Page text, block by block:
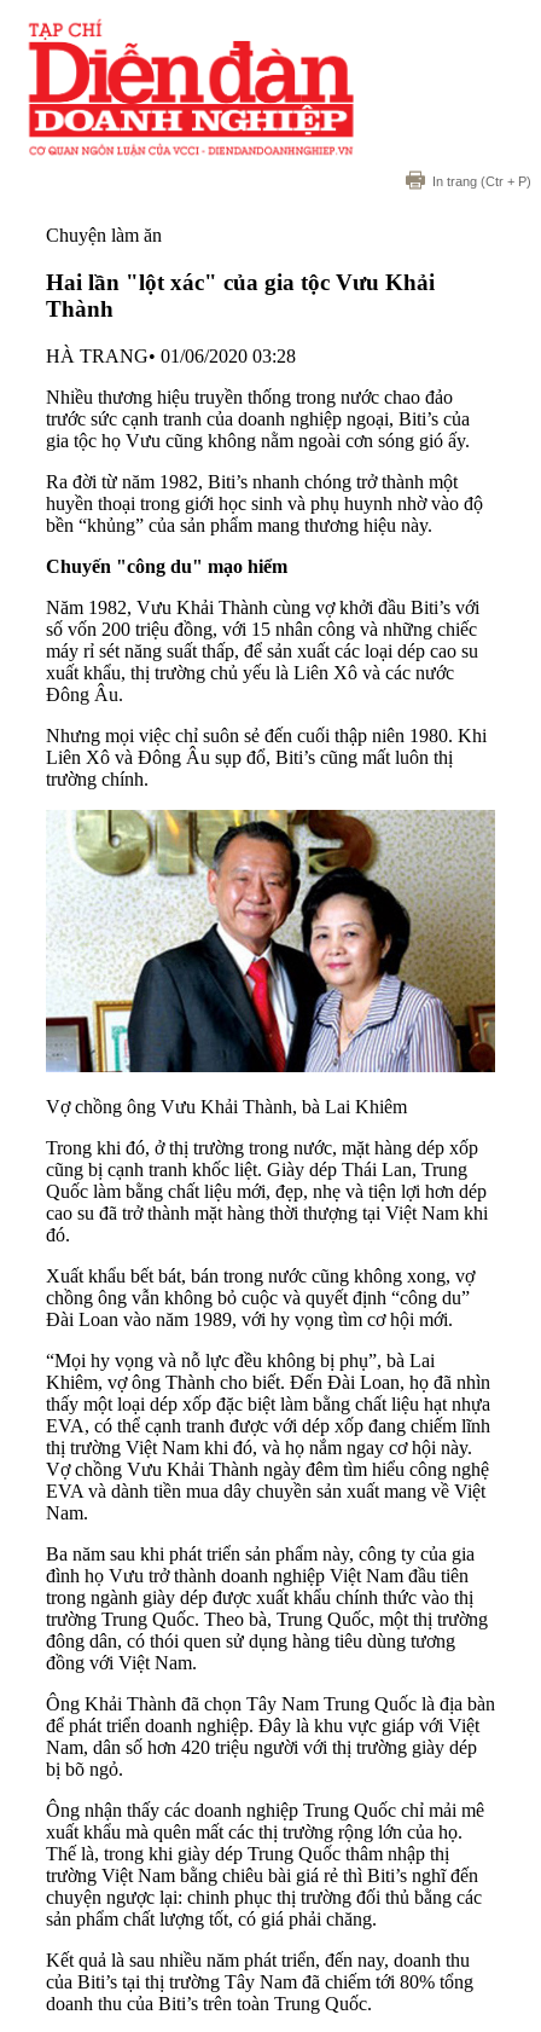
In trang (Ctr + P)
Chuyện làm ăn
Hai lần "lột xác" của gia tộc Vưu Khải
Thành
HÀ TRANG• 01/06/2020 03:28
Nhiều thương hiệu truyền thống trong nước chao đảo
trước sức cạnh tranh của doanh nghiệp ngoại, Biti’s của
gia tộc họ Vưu cũng không nằm ngoài cơn sóng gió ấy.
Ra đời từ năm 1982, Biti’s nhanh chóng trở thành một
huyền thoại trong giới học sinh và phụ huynh nhờ vào độ
bền “khủng” của sản phẩm mang thương hiệu này.
Chuyến "công du" mạo hiểm
Năm 1982, Vưu Khải Thành cùng vợ khởi đầu Biti’s với
số vốn 200 triệu đồng, với 15 nhân công và những chiếc
máy rỉ sét năng suất thấp, để sản xuất các loại dép cao su
xuất khẩu, thị trường chủ yếu là Liên Xô và các nước
Đông Âu.
Nhưng mọi việc chỉ suôn sẻ đến cuối thập niên 1980. Khi
Liên Xô và Đông Âu sụp đổ, Biti’s cũng mất luôn thị
trường chính.
Vợ chồng ông Vưu Khải Thành, bà Lai Khiêm
Trong khi đó, ở thị trường trong nước, mặt hàng dép xốp
cũng bị cạnh tranh khốc liệt. Giày dép Thái Lan, Trung
Quốc làm bằng chất liệu mới, đẹp, nhẹ và tiện lợi hơn dép
cao su đã trở thành mặt hàng thời thượng tại Việt Nam khi
đó.
Xuất khẩu bết bát, bán trong nước cũng không xong, vợ
chồng ông vẫn không bỏ cuộc và quyết định “công du”
Đài Loan vào năm 1989, với hy vọng tìm cơ hội mới.
“Mọi hy vọng và nỗ lực đều không bị phụ”, bà Lai
Khiêm, vợ ông Thành cho biết. Đến Đài Loan, họ đã nhìn
thấy một loại dép xốp đặc biệt làm bằng chất liệu hạt nhựa
EVA, có thể cạnh tranh được với dép xốp đang chiếm lĩnh
thị trường Việt Nam khi đó, và họ nắm ngay cơ hội này.
Vợ chồng Vưu Khải Thành ngày đêm tìm hiểu công nghệ
EVA và dành tiền mua dây chuyền sản xuất mang về Việt
Nam.
Ba năm sau khi phát triển sản phẩm này, công ty của gia
đình họ Vưu trở thành doanh nghiệp Việt Nam đầu tiên
trong ngành giày dép được xuất khẩu chính thức vào thị
trường Trung Quốc. Theo bà, Trung Quốc, một thị trường
đông dân, có thói quen sử dụng hàng tiêu dùng tương
đồng với Việt Nam.
Ông Khải Thành đã chọn Tây Nam Trung Quốc là địa bàn
để phát triển doanh nghiệp. Đây là khu vực giáp với Việt
Nam, dân số hơn 420 triệu người với thị trường giày dép
bị bõ ngỏ.
Ông nhận thấy các doanh nghiệp Trung Quốc chỉ mải mê
xuất khẩu mà quên mất các thị trường rộng lớn của họ.
Thế là, trong khi giày dép Trung Quốc thâm nhập thị
trường Việt Nam bằng chiêu bài giá rẻ thì Biti’s nghĩ đến
chuyện ngược lại: chinh phục thị trường đối thủ bằng các
sản phẩm chất lượng tốt, có giá phải chăng.
Kết quả là sau nhiều năm phát triển, đến nay, doanh thu
của Biti’s tại thị trường Tây Nam đã chiếm tới 80% tổng
doanh thu của Biti’s trên toàn Trung Quốc.